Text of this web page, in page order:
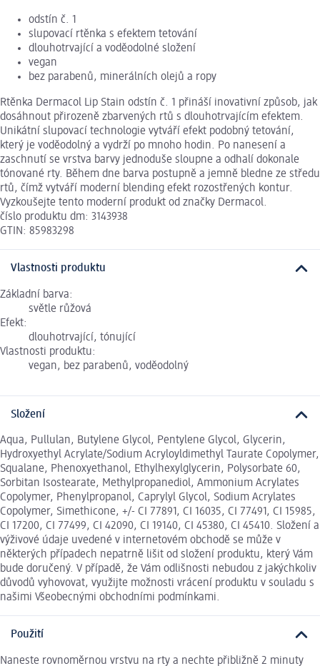
odstín č. 1
slupovací rtěnka s efektem tetování
dlouhotrvající a voděodolné složení
vegan
bez parabenů, minerálních olejů a ropy
Rtěnka Dermacol Lip Stain odstín č. 1 přináší inovativní způsob, jak
dosáhnout přirozeně zbarvených rtů s dlouhotrvajícím efektem.
Unikátní slupovací technologie vytváří efekt podobný tetování,
který je voděodolný a vydrží po mnoho hodin. Po nanesení a
zaschnutí se vrstva barvy jednoduše sloupne a odhalí dokonale
tónované rty. Během dne barva postupně a jemně bledne ze středu
rtů, čímž vytváří moderní blending efekt rozostřených kontur.
Vyzkoušejte tento moderní produkt od značky Dermacol.
číslo produktu dm: 3143938
GTIN: 85983298
Vlastnosti produktu
Základní barva:
světle růžová
Efekt:
dlouhotrvající, tónující
Vlastnosti produktu:
vegan, bez parabenů, voděodolný
Složení
Aqua, Pullulan, Butylene Glycol, Pentylene Glycol, Glycerin,
Hydroxyethyl Acrylate/Sodium Acryloyldimethyl Taurate Copolymer,
Squalane, Phenoxyethanol, Ethylhexylglycerin, Polysorbate 60,
Sorbitan Isostearate, Methylpropanediol, Ammonium Acrylates
Copolymer, Phenylpropanol, Caprylyl Glycol, Sodium Acrylates
Copolymer, Simethicone, +/- CI 77891, CI 16035, CI 77491, CI 15985,
CI 17200, CI 77499, CI 42090, CI 19140, CI 45380, CI 45410. Složení a
výživové údaje uvedené v internetovém obchodě se může v
některých případech nepatrně lišit od složení produktu, který Vám
bude doručený. V případě, že Vám odlišnosti nebudou z jakýchkoliv
důvodů vyhovovat, využijte možnosti vrácení produktu v souladu s
našimi Všeobecnými obchodními podmínkami.
Použití
Naneste rovnoměrnou vrstvu na rty a nechte přibližně 2 minuty